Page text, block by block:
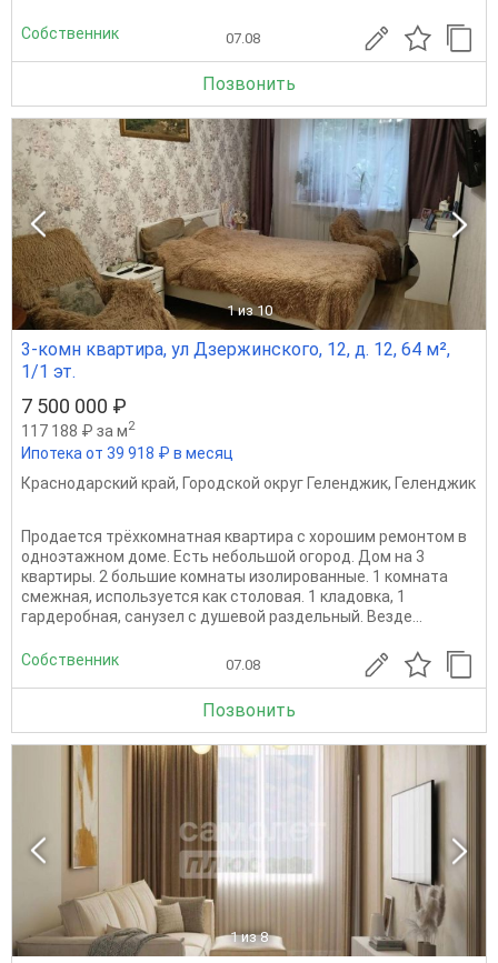
Собственник 07.08
Позвонить
1 из 10
3-комн квартира, ул Дзержинского, 12, д. 12, 64 м²,
1/1 эт.
7 500 000 ₽
117 188 ₽ за м2
Ипотека от 39 918 ₽ в месяц
Краснодарский край, Городской округ Геленджик, Геленджик
Продается трёхкомнатная квартира с хорошим ремонтом в
одноэтажном доме. Есть небольшой огород. Дом на 3
квартиры. 2 большие комнаты изолированные. 1 комната
смежная, используется как столовая. 1 кладовка, 1
гардеробная, санузел с душевой раздельный. Везде...
Собственник 07.08
Позвонить
1 из 8